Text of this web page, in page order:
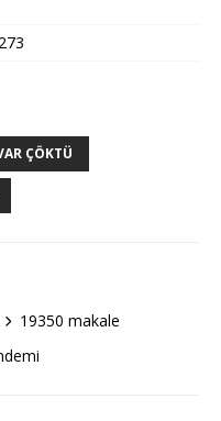
273
ÇÖKTÜ
19350 makale